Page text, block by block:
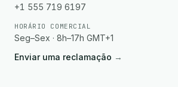
+1 555 719 6197
HORÁRIO COMERCIAL
Seg–Sex · 8h–17h GMT+1
Enviar uma reclamação →